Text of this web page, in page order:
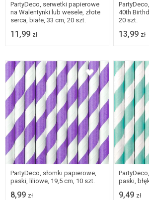
PartyDeco, serwetki papierowe
na Walentynki lub wesele, złote
serca, białe, 33 cm, 20 szt.
11,99 zł
40th
20 szt.
13,99 zł
PartyDeco, słomki papierowe,
paski, liliowe, 19,5 cm, 10 szt.
8,99 zł
paski,
9,49 zł